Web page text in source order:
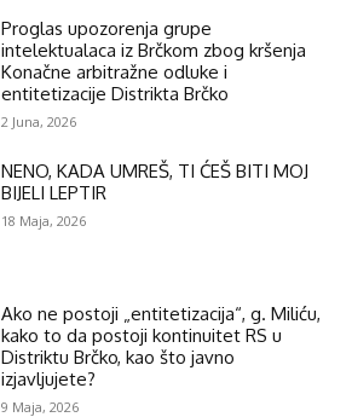
Proglas upozorenja grupe
intelektualaca iz Brčkom zbog kršenja
Konačne arbitražne odluke i
entitetizacije Distrikta Brčko
2 Juna, 2026
NENO, KADA UMREŠ, TI ĆEŠ BITI MOJ
BIJELI LEPTIR
18 Maja, 2026
Ako ne postoji „entitetizacija“, g. Miliću,
kako to da postoji kontinuitet RS u
Distriktu Brčko, kao što javno
izjavljujete?
9 Maja, 2026